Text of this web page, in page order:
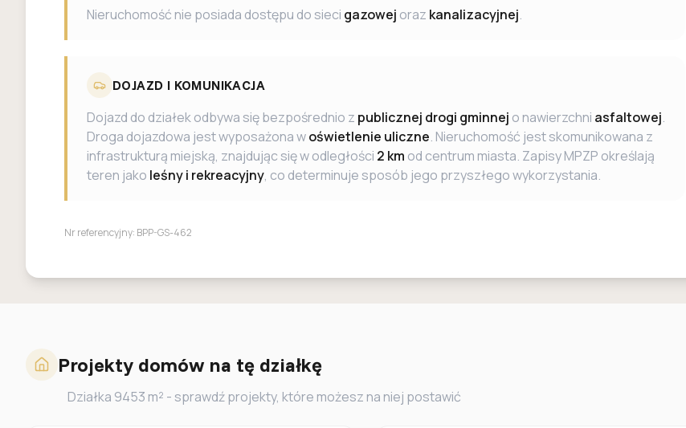
Nieruchomość nie posiada dostępu do sieci gazowej oraz kanalizacyjnej.
DOJAZD I KOMUNIKACJA
Dojazd do działek odbywa się bezpośrednio z publicznej drogi gminnej o nawierzchni asfaltowej.
Droga dojazdowa jest wyposażona woświetlenie uliczne. Nieruchomość jest skomunikowana z
infrastrukturą miejską, znajdując się w odległości 2 km od centrum miasta. Zapisy MPZP określają
teren jako leśny i rekreacyjny, co determinuje sposób jego przyszłego wykorzystania.
Nr referencyjny: BPP-GS-462
Projekty domów na tę działkę
Działka 9453 m² - sprawdź projekty, które możesz na niej postawić